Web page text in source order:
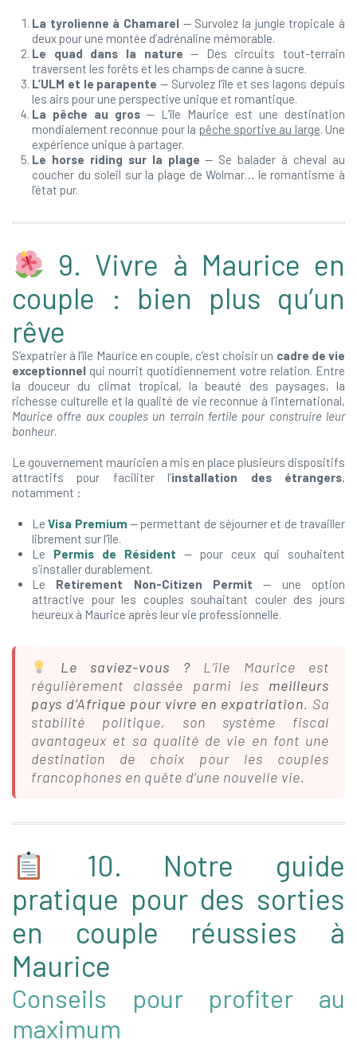
La tyrolienne à Chamarel — Survolez la jungle tropicale à
deux pour une montée d’adrénaline mémorable.
Le quad dans la nature — Des circuits tout-terrain
traversent les forêts et les champs de canne à sucre.
L’ULM et le parapente — Survolez l’île et ses lagons depuis
les airs pour une perspective unique et romantique.
La pêche au gros — L’île Maurice est une destination
mondialement reconnue pour la pêche sportive au large. Une
expérience unique à partager.
Le horse riding sur la plage — Se balader à cheval au
coucher du soleil sur la plage de Wolmar… le romantisme à
l’état pur.
9. Vivre à Maurice en
couple : bien plus qu’un
rêve
S’expatrier à l’île Maurice en couple, c’est choisir un cadre de vie
exceptionnel qui nourrit quotidiennement votre relation. Entre
la douceur du climat tropical, la beauté des paysages, la
richesse culturelle et la qualité de vie reconnue à l’international,
Maurice offre aux couples un terrain fertile pour construire leur
bonheur.
Le gouvernement mauricien a mis en place plusieurs dispositifs
attractifs pour faciliter l’installation des étrangers,
notamment :
LeVisa Premium — permettant de séjourner et de travailler
librement sur l’île.
Le Permis de Résident — pour ceux qui souhaitent
s’installer durablement.
Le Retirement Non-Citizen Permit — une option
attractive pour les couples souhaitant couler des jours
heureux à Maurice après leur vie professionnelle.
Le saviez-vous ?L’île Maurice est
régulièrement classée parmi les meilleurs
pays d’Afrique pour vivre en expatriation. Sa
stabilité politique, son système fiscal
avantageux et sa qualité de vie en font une
destination de choix pour les couples
francophones en quête d’une nouvelle vie.
10. Notre guide
pratique pour des sorties
en couple réussies à
Maurice
Conseils pour profiter au
maximum